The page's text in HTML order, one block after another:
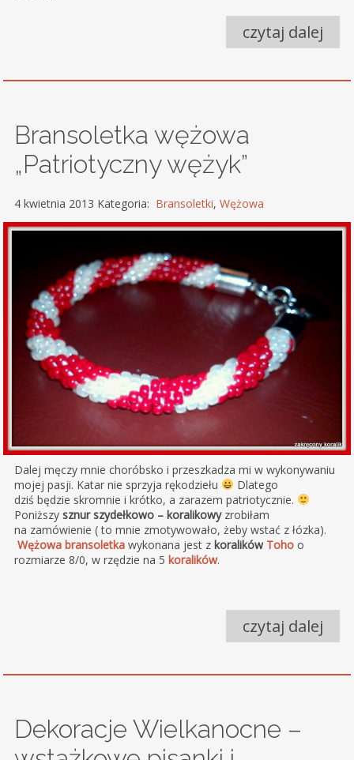
czytaj dalej
Bransoletka wężowa
„Patriotyczny wężyk”
4 kwietnia 2013 Kategoria: Bransoletki, Wężowa
Dalej męczy mnie choróbsko i przeszkadza mi w wykonywaniu
mojej pasji. Katar nie sprzyja rękodziełu
Dlatego
dziś będzie skromnie i krótko, a zarazem patriotycznie.
Poniższy sznur szydełkowo – koralikowyzrobiłam
na zamówienie ( to mnie zmotywowało, żeby wstać z łózka).
Wężowa bransoletkawykonana jest z koralików Tohoo
rozmiarze 8/0, w rzędzie na 5 koralików.
czytaj dalej
Dekoracje Wielkanocne –